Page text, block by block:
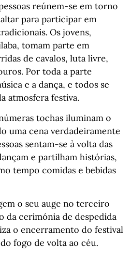
reúnem-se em torno
para participar em
Os jovens,
tomam parte em
de cavalos, luta livre,
Por toda a parte
e a dança, e todos se
atmosfera festiva.
tochas iluminam o
uma cena verdadeiramente
sentam-se à volta das
e partilham histórias,
tempo comidas e bebidas
o seu auge no terceiro
da cerimónia de despedida
o encerramento do festival
fogo de volta ao céu.